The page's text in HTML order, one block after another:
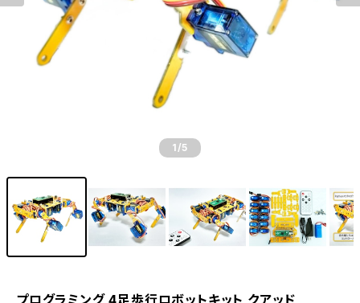
1 /5
プログラミング 4足歩行ロボットキット クアッド